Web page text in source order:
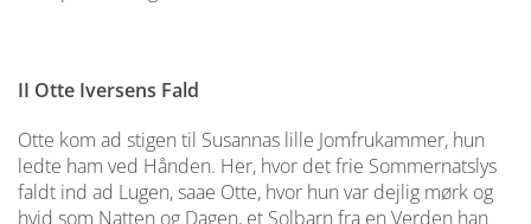
II Otte Iversens Fald
Otte kom ad stigen til Susannas lille Jomfrukammer, hun
ledte ham ved Hånden. Her, hvor det frie Sommernatslys
faldt ind ad Lugen, saae Otte, hvor hun var dejlig mørk og
hvid som Natten og Dagen, et Solbarn fra en Verden han